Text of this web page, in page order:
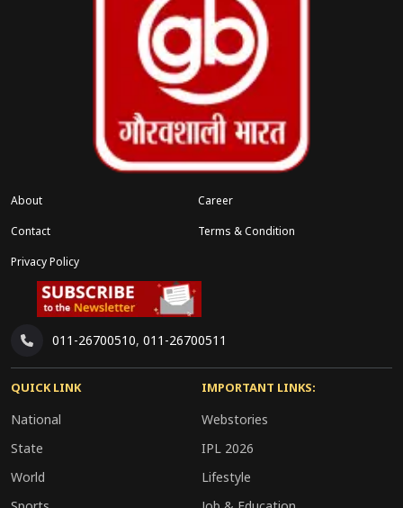
योगी सरकार ने इस पूरे अभियान की सख्त मॉनिटरिंग के
निर्देश देते हुए जिला प्रशासन और शिक्षा विभाग को प्रतिदिन
प्रगति की समीक्षा करने को कहा है। समयबद्ध लक्ष्य हासिल
करने के लिए अधिकारियों को पूरी जिम्मेदारी के साथ काम
करना होगा। सरकार ने साफ कर दिया है कि किसी भी स्तर
पर लापरवाही या शिथिलता मिलने पर कड़ी कार्रवाई तय है
और जिम्मेदार सीधे कार्रवाई की जद में आएंगे।
About
Career
Contact
Terms & Condition
Privacy Policy
011-26700510, 011-26700511
QUICK LINK
National
State
World
IMPORTANT LINKS:
Webstories
IPL 2026
Lifestyle